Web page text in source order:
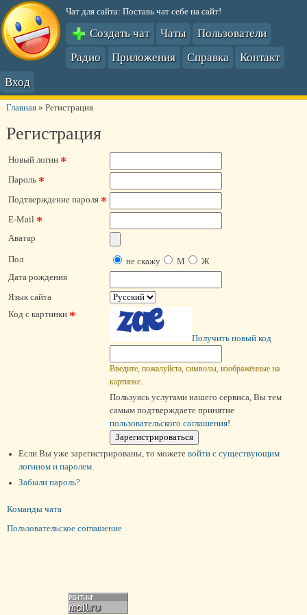
Чат для сайта: Поставь чат себе на сайт!
Создать чат Чаты
Пользователи
Радио
Приложения Справка
Контакт
Вход
Главная» Регистрация
Регистрация
Новый логин *
Пароль *
Подтверждение пароля *
E-Mail *
Аватар
Пол не скажу М
Ж
Дата рождения
Язык сайта
Код с картинки *
Получить новый код
Введите, пожалуйста, символы, изображённые на
картинке.
Пользуясь услугами нашего сервиса, Вы тем
самым подтверждаете принятие
пользовательского соглашения!
Если Вы уже зарегистрированы, то можете войти c существующим
логином и паролем.
Забыли пароль?
Команды чата
Пользовательское соглашение